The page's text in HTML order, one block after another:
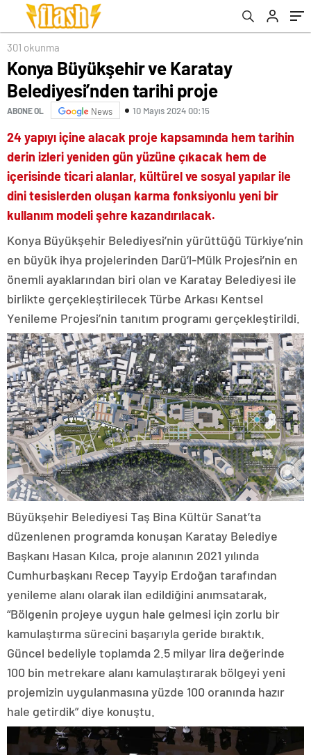
301 okunma
Konya Büyükşehir ve Karatay
Belediyesi’nden tarihi proje
ABONE OL News 10 Mayıs 2024 00:15
24 yapıyı içine alacak proje kapsamında hem tarihin
derin izleri yeniden gün yüzüne çıkacak hem de
içerisinde ticari alanlar, kültürel ve sosyal yapılar ile
dini tesislerden oluşan karma fonksiyonlu yeni bir
kullanım modeli şehre kazandırılacak.
Konya Büyükşehir Belediyesi’nin yürüttüğü Türkiye’nin
en büyük ihya projelerinden Darü’l-Mülk Projesi’nin en
önemli ayaklarından biri olan ve Karatay Belediyesi ile
birlikte gerçekleştirilecek Türbe Arkası Kentsel
Yenileme Projesi’nin tanıtım programı gerçekleştirildi.
Büyükşehir Belediyesi Taş Bina Kültür Sanat’ta
düzenlenen programda konuşan Karatay Belediye
Başkanı Hasan Kılca, proje alanının 2021 yılında
Cumhurbaşkanı Recep Tayyip Erdoğan tarafından
yenileme alanı olarak ilan edildiğini anımsatarak,
“Bölgenin projeye uygun hale gelmesi için zorlu bir
kamulaştırma sürecini başarıyla geride bıraktık.
Güncel bedeliyle toplamda 2.5 milyar lira değerinde
100 bin metrekare alanı kamulaştırarak bölgeyi yeni
projemizin uygulanmasına yüzde 100 oranında hazır
hale getirdik” diye konuştu.